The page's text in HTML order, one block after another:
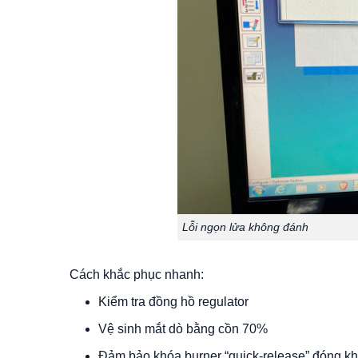
Lỗi ngọn lửa không đánh
Cách khắc phục nhanh:
Kiểm tra đồng hồ regulator
Vệ sinh mắt dò bằng cồn 70%